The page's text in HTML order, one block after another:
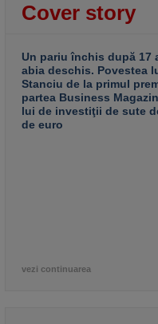
Cover story
Un pariu închis după 17
abia deschis. Povestea
Stanciu de la primul
partea Business
lui de investiţii de sute
de euro
vezi continuarea